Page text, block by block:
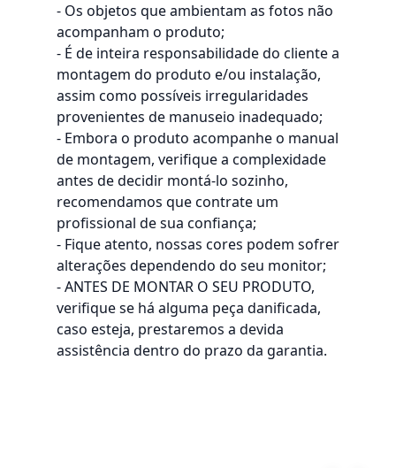
- Os objetos que ambientam as fotos não
acompanham o produto;
- É de inteira responsabilidade do cliente a
montagem do produto e/ou instalação,
assim como possíveis irregularidades
provenientes de manuseio inadequado;
- Embora o produto acompanhe o manual
de montagem, verifique a complexidade
antes de decidir montá-lo sozinho,
recomendamos que contrate um
profissional de sua confiança;
- Fique atento, nossas cores podem sofrer
alterações dependendo do seu monitor;
- ANTES DE MONTAR O SEU PRODUTO,
verifique se há alguma peça danificada,
caso esteja, prestaremos a devida
assistência dentro do prazo da garantia.